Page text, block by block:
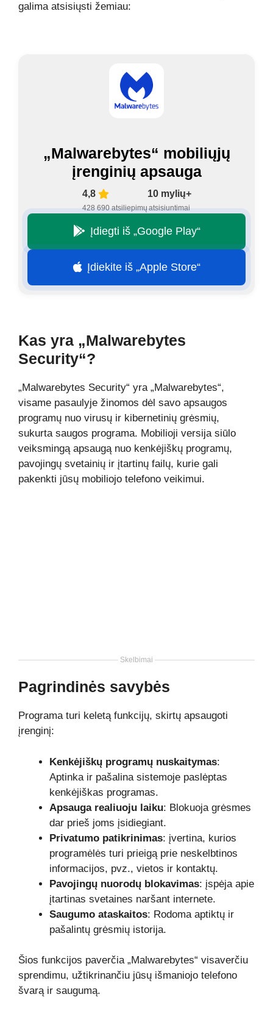
galima atsisiųsti žemiau:
„Malwarebytes“ mobiliųjų
įrenginių apsauga
4,8
428 690 atsiliepimų
10 mylių+
atsisiuntimai
Įdiegti iš „Google Play“
Įdiekite iš „Apple Store“
Kas yra „Malwarebytes
Security“?
„Malwarebytes Security“ yra „Malwarebytes“,
visame pasaulyje žinomos dėl savo apsaugos
programų nuo virusų ir kibernetinių grėsmių,
sukurta saugos programa. Mobilioji versija siūlo
veiksmingą apsaugą nuo kenkėjiškų programų,
pavojingų svetainių ir įtartinų failų, kurie gali
pakenkti jūsų mobiliojo telefono veikimui.
Skelbimai
Pagrindinės savybės
Programa turi keletą funkcijų, skirtų apsaugoti
įrenginį:
Kenkėjiškų programų nuskaitymas:
Aptinka ir pašalina sistemoje paslėptas
kenkėjiškas programas.
Apsauga realiuoju laiku: Blokuoja grėsmes
dar prieš joms įsidiegiant.
Privatumo patikrinimas: įvertina, kurios
programėlės turi prieigą prie neskelbtinos
informacijos, pvz., vietos ir kontaktų.
Pavojingų nuorodų blokavimas: įspėja apie
įtartinas svetaines naršant internete.
Saugumo ataskaitos: Rodoma aptiktų ir
pašalintų grėsmių istorija.
Šios funkcijos paverčia „Malwarebytes“ visaverčiu
sprendimu, užtikrinančiu jūsų išmaniojo telefono
švarą ir saugumą.